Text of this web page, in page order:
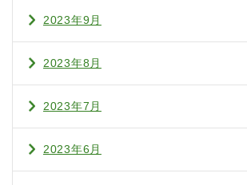
2023年9月
2023年8月
2023年7月
2023年6月